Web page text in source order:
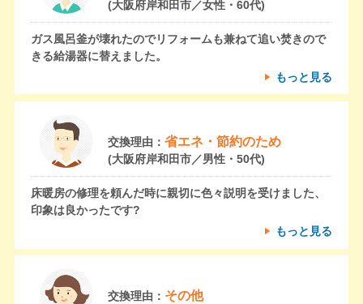
(大阪府岸和田市／女性・60代)
ガス風呂釜が壊れたのでリフォームも兼ねて追い焚きので
きる給湯器に替えました。
もっと見る
交換理由： 省エネ・節約のため
(大阪府岸和田市／男性・50代)
床暖房の修理を頼んだ時に親切に色々説明を受けました、
印象は良かったです?
もっと見る
交換理由： その他